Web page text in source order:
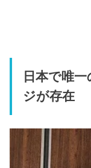
日本で唯
ジが存在